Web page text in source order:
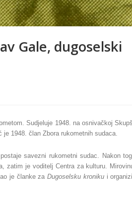
Gale, dugoselski
Sudjeluje 1948. na osnivačkoj
1948. član Zbora rukometnih sudaca.
savezni rukometni sudac. Nakon
zatim je voditelj Centra za kulturu.
je članke zaDugoselsku kroniku i